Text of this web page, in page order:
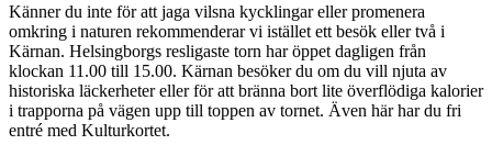
Känner du inte för att jaga vilsna kycklingar eller promenera
omkring i naturen rekommenderar vi istället ett besök eller två i
Kärnan. Helsingborgs resligaste torn har öppet dagligen från
klockan 11.00 till 15.00. Kärnan besöker du om du vill njuta av
historiska läckerheter eller för att bränna bort lite överflödiga kalorier
i trapporna på vägen upp till toppen av tornet. Även här har du fri
entré med Kulturkortet.